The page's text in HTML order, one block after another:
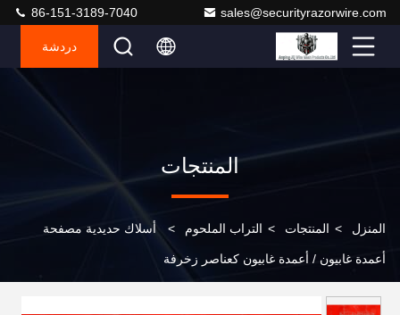
sales@securityrazorwire.com
86-151-3189-7040
دردشة
المنتجات
المنزل > المنتجات > التراب الملحوم > أسلاك حديدية مصفحة
أعمدة غابيون / أعمدة غابيون كعناصر زخرفة